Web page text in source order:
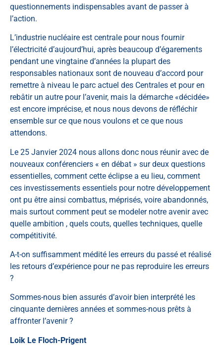
questionnements indispensables avant de passer à
l’action.
L’industrie nucléaire est centrale pour nous fournir
l’électricité d’aujourd’hui, après beaucoup d’égarements
pendant une vingtaine d’années la plupart des
responsables nationaux sont de nouveau d’accord pour
remettre à niveau le parc actuel des Centrales et pour en
rebâtir un autre pour l’avenir, mais la démarche «décidée»
est encore imprécise, et nous nous devons de réfléchir
ensemble sur ce que nous voulons et ce que nous
attendons.
Le 25 Janvier 2024 nous allons donc nous réunir avec de
nouveaux conférenciers « en débat » sur deux questions
essentielles, comment cette éclipse a eu lieu, comment
ces investissements essentiels pour notre développement
ont pu être ainsi combattus, méprisés, voire abandonnés,
mais surtout comment peut se modeler notre avenir avec
quelle ambition , quels couts, quelles techniques, quelle
compétitivité.
A-t-on suffisamment médité les erreurs du passé et réalisé
les retours d’expérience pour ne pas reproduire les erreurs
?
Sommes-nous bien assurés d’avoir bien interprété les
cinquante dernières années et sommes-nous prêts à
affronter l’avenir ?
Loik Le Floch-Prigent